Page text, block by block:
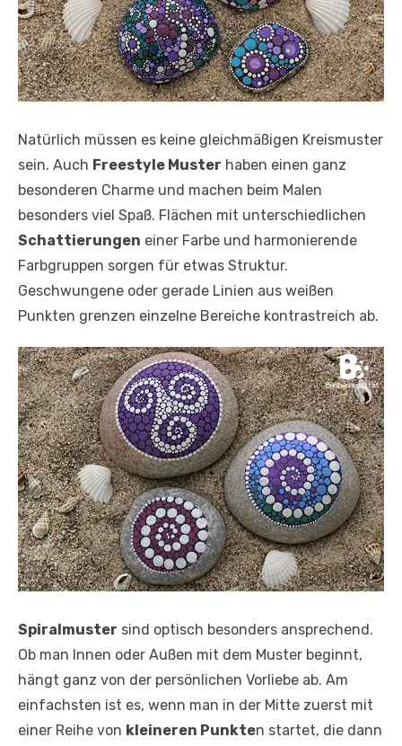
Natürlich müssen es keine gleichmäßigen Kreismuster
sein. Auch Freestyle Muster haben einen ganz
besonderen Charme und machen beim Malen
besonders viel Spaß. Flächen mit unterschiedlichen
Schattierungen einer Farbe und harmonierende
Farbgruppen sorgen für etwas Struktur.
Geschwungene oder gerade Linien aus weißen
Punkten grenzen einzelne Bereiche kontrastreich ab.
Spiralmuster sind optisch besonders ansprechend.
Ob man Innen oder Außen mit dem Muster beginnt,
hängt ganz von der persönlichen Vorliebe ab. Am
einfachsten ist es, wenn man in der Mitte zuerst mit
einer Reihe von kleineren Punkten startet, die dann